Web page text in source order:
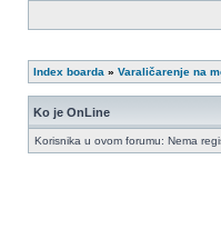
Index boarda » Varaličarenje na
Ko je OnLine
Korisnika u ovom forumu: Nema